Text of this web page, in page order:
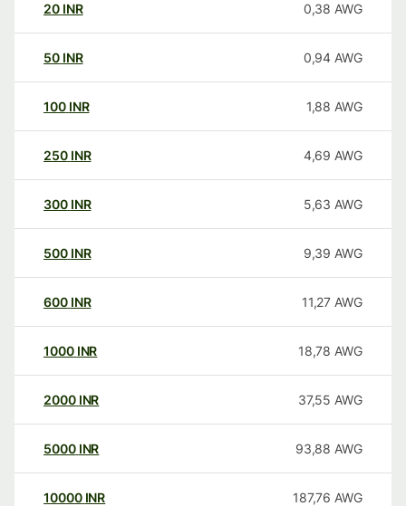
20 INR 0,38 AWG
50 INR 0,94 AWG
100 INR 1,88 AWG
250 INR 4,69 AWG
300 INR 5,63 AWG
500 INR 9,39 AWG
600 INR 11,27 AWG
1000 INR 18,78 AWG
2000 INR 37,55 AWG
5000 INR 93,88 AWG
10000 INR 187,76 AWG